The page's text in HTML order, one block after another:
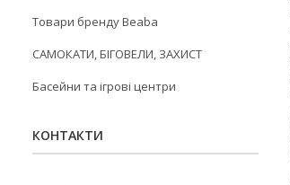
Товари бренду Beaba
САМОКАТИ, БІГОВЕЛИ, ЗАХИСТ
Басейни та ігрові центри
КОНТАКТИ